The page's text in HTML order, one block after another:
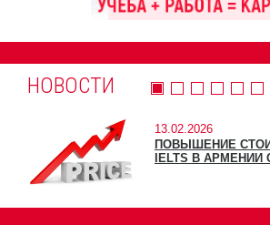
НОВОСТИ
13.02.2026
ПОВЫШЕНИЕ
IELTS В АРМЕНИИ